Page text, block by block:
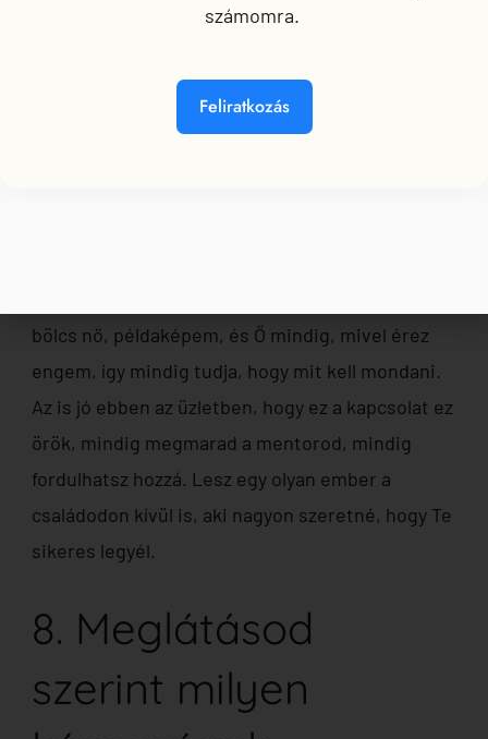
nekem a motivációm arra, hogy lehetséges. A
nekem, hogy bármit is csinálsz, csináld úgy, hogy
jó legyél benne. Ők voltak a kezdeteknél.
bölcs nő, példaképem, és Ő mindig, mivel érez
engem, így mindig tudja, hogy mit kell mondani.
Az is jó ebben az üzletben, hogy ez a kapcsolat ez
örök, mindig megmarad a mentorod, mindig
fordulhatsz hozzá. Lesz egy olyan ember a
családodon kívül is, aki nagyon szeretné, hogy Te
sikeres legyél.
8. Meglátásod
szerint milyen
számomra.
Feliratkozás